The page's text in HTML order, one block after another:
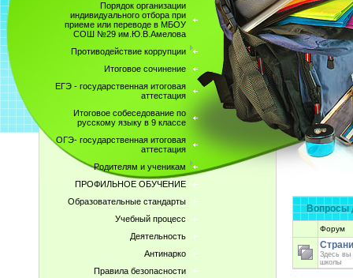
Порядок организации
индивидуального отбора при
приеме или переводе в МБОУ
СОШ №29 им.Ю.В.Амелова
Противодействие коррупции
Итоговое сочинение
ЕГЭ - государственная итоговая
аттестация
Итоговое собеседование по
русскому языку в 9 классе
ОГЭ- государственная итоговая
аттестация
Родителям и ученикам
ПРОФИЛЬНОЕ ОБУЧЕНИЕ
Образовательные стандарты
Учебный процесс
Деятельность
Антинарко
Правила безопасности
Вопросы
Форум
Здесь вы
школы